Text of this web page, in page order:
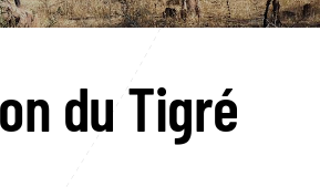
du Tigré